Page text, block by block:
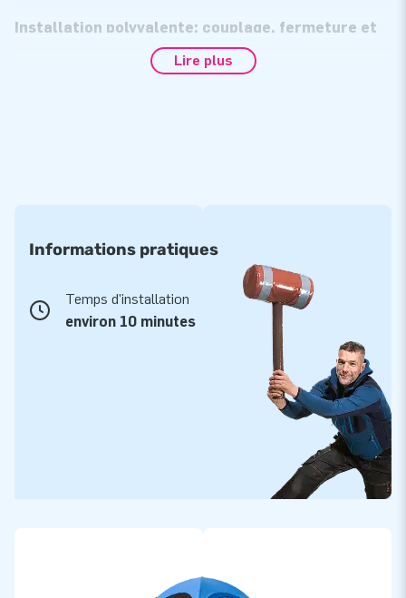
Installation polyvalente: couplage, fermeture et
Choisissez alors un toit que vous pouvez raccorder grâce à
une fermeture éclair. Le couplage des tentes ou des toiles se
fait toujours à l'aide d'une fermeture éclair très pratique.
Contactez notre service commercial pour plus
Facile à emballer et à transporter !
La tente Dome publicitaire est livrée avec un sac pratique à
transporter, même à l'arrière de votre voiture. Les tentes
sont également livrées avec des sacs d'ancrage, que vous
pouvez remplir de sable ou d'eau et qui peuvent être
il n'y a pas de prise de courant si vous achetez en option le
Lire plus
Informations pratiques
Temps d'installation
environ 10 minutes